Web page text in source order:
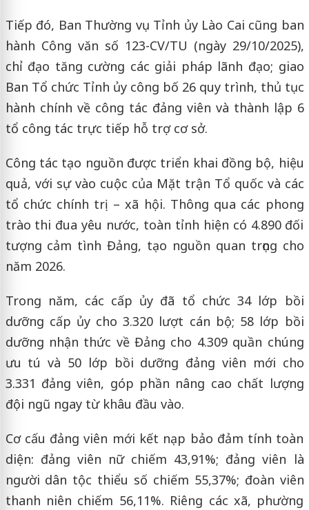
Tiếp đó, Ban Thường vụ Tỉnh ủy Lào Cai cũng ban
hành Công văn số 123-CV/TU (ngày 29/10/2025),
chỉ đạo tăng cường các giải pháp lãnh đạo; giao
Ban Tổ chức Tỉnh ủy công bố 26 quy trình, thủ tục
hành chính về công tác đảng viên và thành lập 6
tổ công tác trực tiếp hỗ trợ cơ sở.
Công tác tạo nguồn được triển khai đồng bộ, hiệu
quả, với sự vào cuộc của Mặt trận Tổ quốc và các
tổ chức chính trị – xã hội. Thông qua các phong
trào thi đua yêu nước, toàn tỉnh hiện có 4.890 đối
tượng cảm tình Đảng, tạo nguồn quan trọng cho
năm 2026.
Trong năm, các cấp ủy đã tổ chức 34 lớp bồi
dưỡng cấp ủy cho 3.320 lượt cán bộ; 58 lớp bồi
dưỡng nhận thức về Đảng cho 4.309 quần chúng
ưu tú và 50 lớp bồi dưỡng đảng viên mới cho
3.331 đảng viên, góp phần nâng cao chất lượng
đội ngũ ngay từ khâu đầu vào.
Cơ cấu đảng viên mới kết nạp bảo đảm tính toàn
diện: đảng viên nữ chiếm 43,91%; đảng viên là
người dân tộc thiểu số chiếm 55,37%; đoàn viên
thanh niên chiếm 56,11%. Riêng các xã, phường